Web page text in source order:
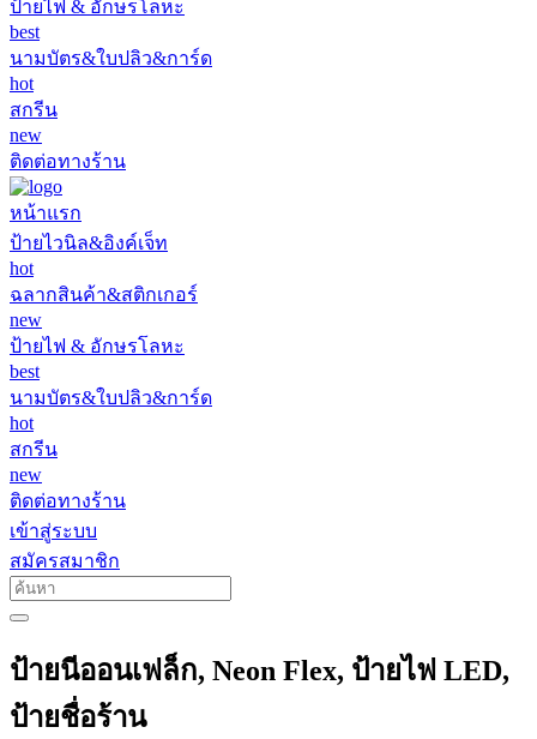
ป้ายไฟ & อักษรโลหะ
best
นามบัตร&ใบปลิว&การ์ด
hot
สกรีน
new
ติดต่อทางร้าน
หน้าแรก
ป้ายไวนิล&อิงค์เจ็ท
hot
ฉลากสินค้า&สติกเกอร์
new
ป้ายไฟ & อักษรโลหะ
best
นามบัตร&ใบปลิว&การ์ด
hot
สกรีน
new
ติดต่อทางร้าน
เข้าสู่ระบบ
สมัครสมาชิก
ป้ายนีออนเฟล็ก, Neon Flex, ป้ายไฟ LED,
ป้ายชื่อร้าน